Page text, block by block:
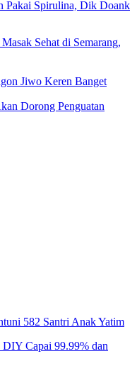
Pakai Spirulina, Dik Doank
Sehat di Semarang,
Jiwo Keren Banget
Dorong Penguatan
582 Santri Anak Yatim
Capai 99.99% dan